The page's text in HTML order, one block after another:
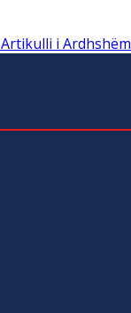
Artikulli i Ardhshëm